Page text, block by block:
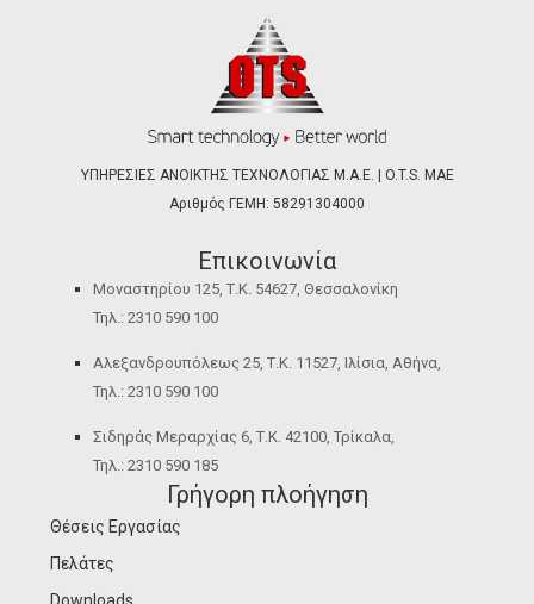
ΥΠΗΡΕΣΙΕΣ ΑΝΟΙΚΤΗΣ ΤΕΧΝΟΛΟΓΙΑΣ Μ.Α.Ε. | O.T.S. ΜΑΕ
Αριθμός ΓΕΜΗ: 58291304000
Επικοινωνία
Μοναστηρίου 125, Τ.Κ. 54627, Θεσσαλονίκη
Τηλ.: 2310 590 100
Αλεξανδρουπόλεως 25, Τ.Κ. 11527, Ιλίσια, Αθήνα,
Τηλ.: 2310 590 100
Σιδηράς Μεραρχίας 6, Τ.Κ. 42100, Τρίκαλα,
Τηλ.: 2310 590 185
Γρήγορη πλοήγηση
Θέσεις Εργασίας
Πελάτες